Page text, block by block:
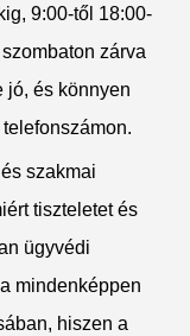
9:00-től 18:00-
zárva
jó, és könnyen
szakmai
tiszteletet és
ügyvédi
mindenképpen
hiszen a